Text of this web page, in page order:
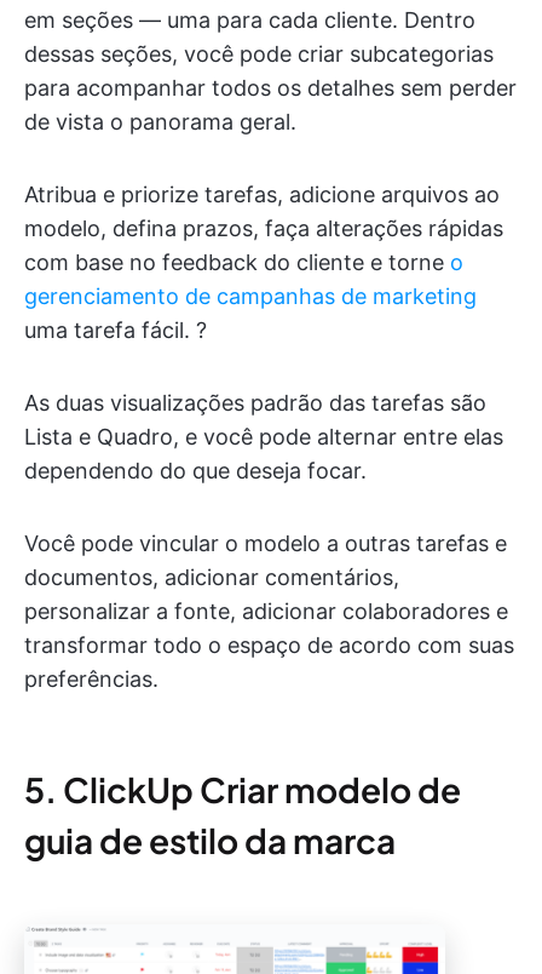
em seções — uma para cada cliente. Dentro
dessas seções, você pode criar subcategorias
para acompanhar todos os detalhes sem perder
de vista o panorama geral.
Atribua e priorize tarefas, adicione arquivos ao
modelo, defina prazos, faça alterações rápidas
com base no feedback do cliente e torne o
gerenciamento de campanhas de marketing
uma tarefa fácil. ?
As duas visualizações padrão das tarefas são
Lista e Quadro, e você pode alternar entre elas
dependendo do que deseja focar.
Você pode vincular o modelo a outras tarefas e
documentos, adicionar comentários,
personalizar a fonte, adicionar colaboradores e
transformar todo o espaço de acordo com suas
preferências.
5. ClickUp Criar modelo de
guia de estilo da marca